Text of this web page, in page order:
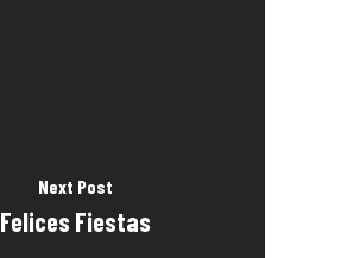
Next Post
Felices Fiestas